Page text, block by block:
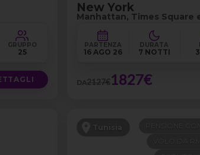
GRUPPO
25
New York
Manhattan, Times Square
PARTENZA
16 AGO 26
DURATA
7 NOTTI
DA2127€1827€
Tunisia